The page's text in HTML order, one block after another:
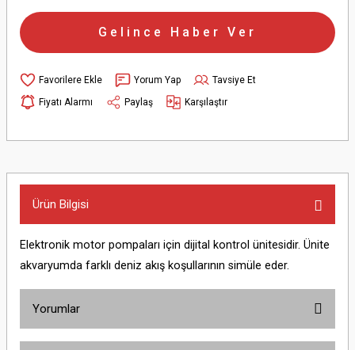
Gelince Haber Ver
Yorum Yap
Tavsiye Et
Fiyatı Alarmı
Paylaş Karşılaştır
Ürün Bilgisi
Elektronik motor pompaları için dijital kontrol ünitesidir. Ünite
akvaryumda farklı deniz akış koşullarının simüle eder.
Yorumlar